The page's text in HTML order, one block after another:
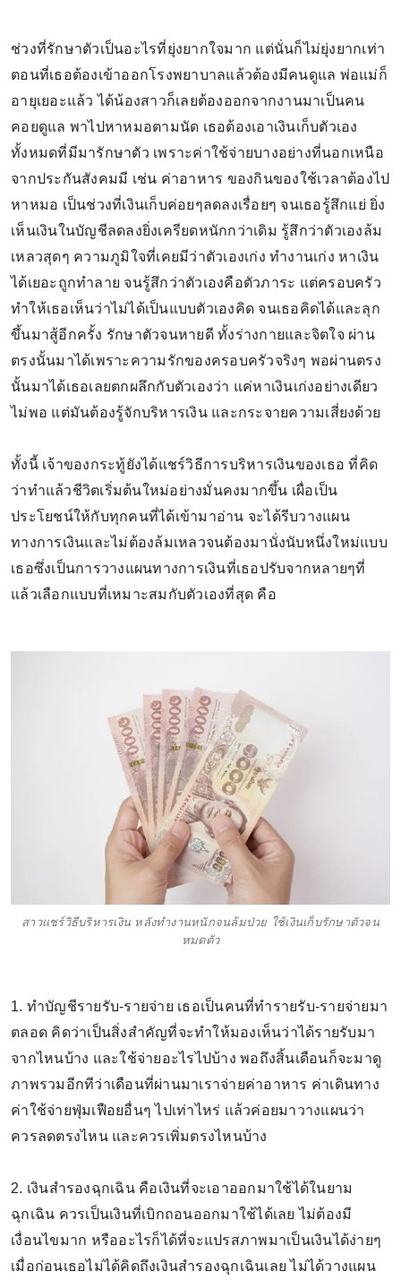
ช่วงที่รักษาตัวเป็นอะไรที่ยุ่งยากใจมาก แต่นั่นก็ไม่ยุ่งยากเท่า
ตอนที่เธอต้องเข้าออกโรงพยาบาลแล้วต้องมีคนดูแล พ่อแม่ก็
อายุเยอะแล้ว ได้น้องสาวก็เลยต้องออกจากงานมาเป็นคน
คอยดูแล พาไปหาหมอตามนัด เธอต้องเอาเงินเก็บตัวเอง
ทั้งหมดที่มีมารักษาตัว เพราะค่าใช้จ่ายบางอย่างที่นอกเหนือ
จากประกันสังคมมี เช่น ค่าอาหาร ของกินของใช้เวลาต้องไป
หาหมอ เป็นช่วงที่เงินเก็บค่อยๆลดลงเรื่อยๆ จนเธอรู้สึกแย่ ยิ่ง
เห็นเงินในบัญชีลดลงยิ่งเครียดหนักกว่าเดิม รู้สึกว่าตัวเองล้ม
เหลวสุดๆ ความภูมิใจที่เคยมีว่าตัวเองเก่ง ทำงานเก่ง หาเงิน
ได้เยอะถูกทำลาย จนรู้สึกว่าตัวเองคือตัวภาระ แต่ครอบครัว
ทำให้เธอเห็นว่าไม่ได้เป็นแบบตัวเองคิด จนเธอคิดได้และลุก
ขึ้นมาสู้อีกครั้ง รักษาตัวจนหายดี ทั้งร่างกายและจิตใจ ผ่าน
ตรงนั้นมาได้เพราะความรักของครอบครัวจริงๆ พอผ่านตรง
นั้นมาได้เธอเลยตกผลึกกับตัวเองว่า แค่หาเงินเก่งอย่างเดียว
ไม่พอ แต่มันต้องรู้จักบริหารเงิน และกระจายความเสี่ยงด้วย
ทั้งนี้ เจ้าของกระทู้ยังได้แชร์วิธีการบริหารเงินของเธอ ที่คิด
ว่าทำแล้วชีวิตเริ่มต้นใหม่อย่างมั่นคงมากขึ้น เผื่อเป็น
ประโยชน์ให้กับทุกคนที่ได้เข้ามาอ่าน จะได้รีบวางแผน
ทางการเงินและไม่ต้องล้มเหลวจนต้องมานั่งนับหนึ่งใหม่แบบ
เธอซึ่งเป็นการวางแผนทางการเงินที่เธอปรับจากหลายๆที่
แล้วเลือกแบบที่เหมาะสมกับตัวเองที่สุด คือ
สาวแชร์วิธีบริหารเงิน หลังทำงานหนักจนล้มป่วย ใช้เงินเก็บรักษาตัวจน
หมดตัว
1. ทำบัญชีรายรับ-รายจ่าย เธอเป็นคนที่ทำรายรับ-รายจ่ายมา
ตลอด คิดว่าเป็นสิ่งสำคัญที่จะทำให้มองเห็นว่าได้รายรับมา
จากไหนบ้าง และใช้จ่ายอะไรไปบ้าง พอถึงสิ้นเดือนก็จะมาดู
ภาพรวมอีกทีว่าเดือนที่ผ่านมาเราจ่ายค่าอาหาร ค่าเดินทาง
ค่าใช้จ่ายฟุ่มเฟือยอื่นๆ ไปเท่าไหร่ แล้วค่อยมาวางแผนว่า
ควรลดตรงไหน และควรเพิ่มตรงไหนบ้าง
2. เงินสำรองฉุกเฉิน คือเงินที่จะเอาออกมาใช้ได้ในยาม
ฉุกเฉิน ควรเป็นเงินที่เบิกถอนออกมาใช้ได้เลย ไม่ต้องมี
เงื่อนไขมาก หรืออะไรก็ได้ที่จะแปรสภาพมาเป็นเงินได้ง่ายๆ
เมื่อก่อนเธอไม่ได้คิดถึงเงินสำรองฉุกเฉินเลย ไม่ได้วางแผน